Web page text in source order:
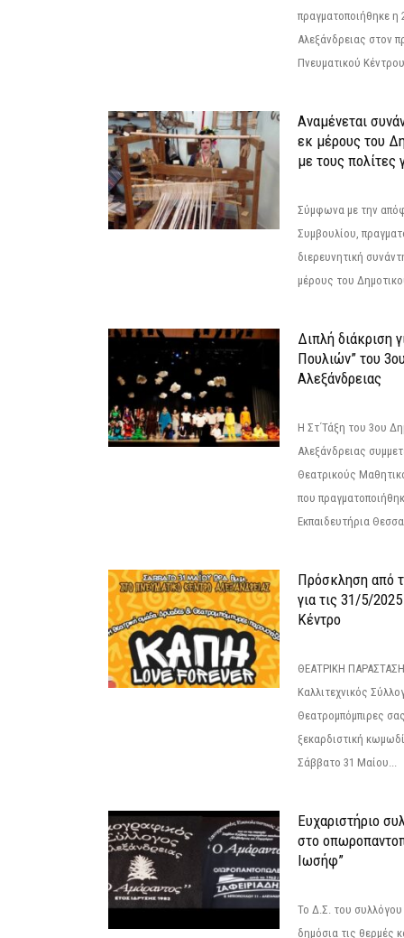
πραγματοποιήθηκε η
Αλεξάνδρειας στον
Πνευματικού
Αναμένεται
εκ μέρους του
με τους πολίτες
Σύμφωνα με την
Συμβουλίου,
διερευνητική
μέρους του
Διπλή διάκριση
Πουλιών” του
Αλεξάνδρειας
Η Στ΄Τάξη του 3ου
Αλεξάνδρειας
Θεατρικούς
που
Εκπαιδευτήρια
Πρόσκληση από
για τις 31/5/
Κέντρο
ΘΕΑΤΡΙΚΗ ΠΑΡΑΣΤΑΣΗ
Καλλιτεχνικός
Θεατρομπόμπιρες
ξεκαρδιστική
Σάββατο 31 Μαίου...
Ευχαριστήριο
στο
Ιωσήφ”
Το Δ.Σ. του
δημόσια τις θερμές